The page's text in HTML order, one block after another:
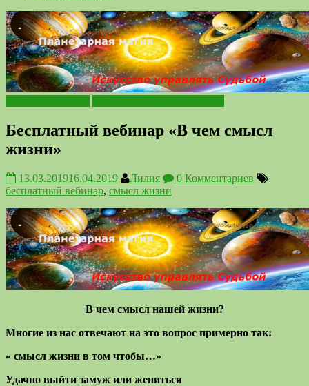
Бесплатный вебинар «В чем смысл
жизни»
13.03.201916.04.2019 Лилия
0 Комментариев
бесплатный вебинар, смысл жизни
В чем смысл нашей жизни?
Многие из нас отвечают на это вопрос примерно так:
« смысл жизни в том чтобы…»
Удачно выйти замуж или жениться